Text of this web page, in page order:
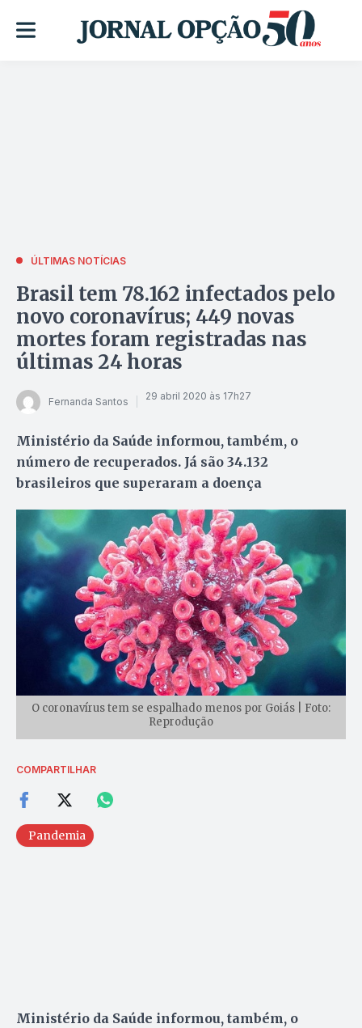
ÚLTIMAS NOTÍCIAS
Brasil tem 78.162 infectados pelo
novo coronavírus; 449 novas
mortes foram registradas nas
últimas 24 horas
Fernanda Santos 29 abril 2020 às 17h27
Ministério da Saúde informou, também, o
número de recuperados. Já são 34.132
brasileiros que superaram a doença
O coronavírus tem se espalhado menos por Goiás | Foto:
Reprodução
COMPARTILHAR
Pandemia
Ministério da Saúde informou, também, o